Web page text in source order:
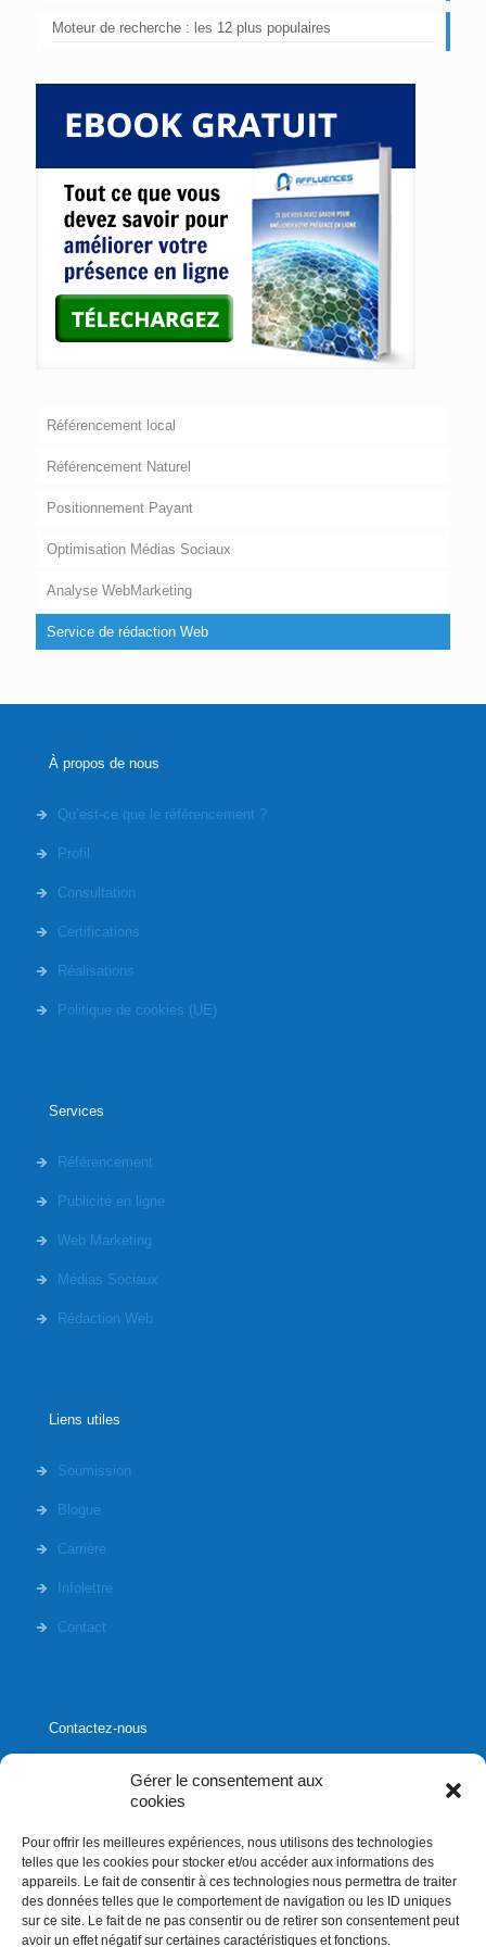
Gérer le consentement aux
cookies
Pour offrir les meilleures expériences, nous utilisons des technologies
telles que les cookies pour stocker et/ou accéder aux informations des
appareils. Le fait de consentir à ces technologies nous permettra de traiter
des données telles que le comportement de navigation ou les ID uniques
sur ce site. Le fait de ne pas consentir ou de retirer son consentement peut
avoir un effet négatif sur certaines caractéristiques et fonctions.
Moteur de recherche : les 12 plus populaires
Référencement local
Référencement Naturel
Positionnement Payant
Optimisation Médias Sociaux
Analyse WebMarketing
Service de rédaction Web
À propos de nous
Qu’est-ce que le référencement ?
Profil
Consultation
Certifications
Réalisations
Politique de cookies (UE)
Services
Référencement
Publicité en ligne
Web Marketing
Médias Sociaux
Rédaction Web
Liens utiles
Soumission
Blogue
Carrière
Infolettre
Contact
Contactez-nous
1020, rue Bouvier, suite 400,
Québec (Québec) G2K 0K9
info[]affluences.ca
418.684.8881